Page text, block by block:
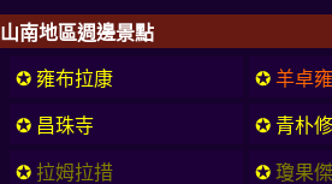
山南地區週邊景點
✪ 雍布拉康 ✪ 羊卓
✪ 昌珠寺 ✪ 青朴
✪ 拉姆拉措 ✪ 瓊果